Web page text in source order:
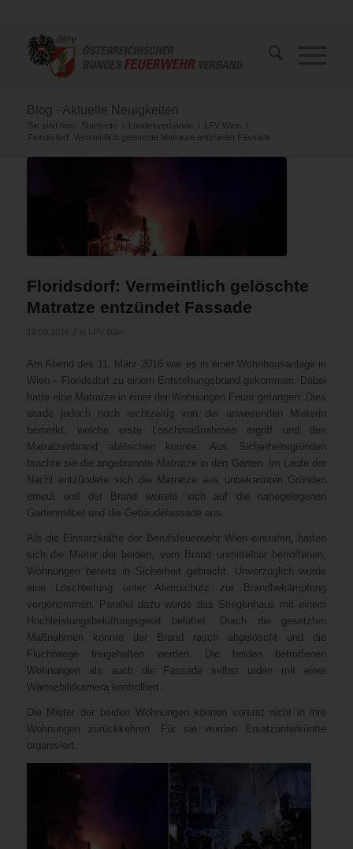
Blog - Aktuelle Neuigkeiten
Sie sind hier: Startseite / Landesverbände / LFV Wien
/
Floridsdorf: Vermeintlich gelöschte Matratze entzündet Fassade
Floridsdorf: Vermeintlich gelöschte
Matratze entzündet Fassade
Am Abend des 11. März 2016 war es in einer Wohnhausanlage in
Wien – Floridsdorf zu einem Entstehungsbrand gekommen. Dabei
hatte eine Matratze in einer der Wohnungen Feuer gefangen. Dies
wurde jedoch noch rechtzeitig von der anwesenden Mieterin
bemerkt, welche erste Löschmaßnahmen ergriff und den
Matratzenbrand ablöschen konnte. Aus Sicherheitsgründen
brachte sie die angebrannte Matratze in den Garten. Im Laufe der
Nacht entzündete sich die Matratze aus unbekannten Gründen
erneut und der Brand weitete sich auf die nahegelegenen
Gartenmöbel und die Gebäudefassade aus.
Als die Einsatzkräfte der Berufsfeuerwehr Wien eintrafen, hatten
sich die Mieter der beiden, vom Brand unmittelbar betroffenen,
Wohnungen bereits in Sicherheit gebracht. Unverzüglich wurde
eine Löschleitung unter Atemschutz zur Brandbekämpfung
vorgenommen. Parallel dazu wurde das Stiegenhaus mit einem
Hochleistungsbelüftungsgerät belüftet. Durch die gesetzten
Maßnahmen konnte der Brand rasch abgelöscht und die
Fluchtwege freigehalten werden. Die beiden betroffenen
Wohnungen als auch die Fassade selbst urden mit einer
Wärmebildkamera kontrolliert.
Die Mieter der beiden Wohnungen können vorerst nicht in ihre
Wohnungen zurückkehren. Für sie wurden Ersatzunterkünfte
organisiert.